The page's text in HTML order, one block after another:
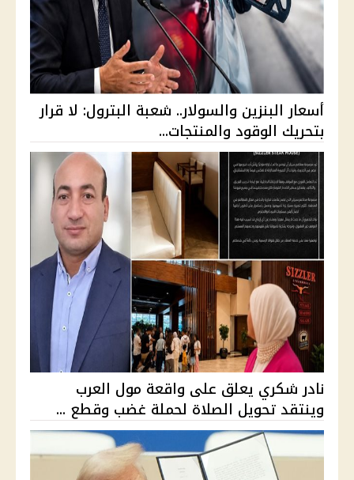
أسعار البنزين والسولار.. شعبة البترول: لا قرار
بتحريك الوقود والمنتجات...
نادر شكري يعلق على واقعة مول العرب
وينتقد تحويل الصلاة لحملة غضب وقطع ...